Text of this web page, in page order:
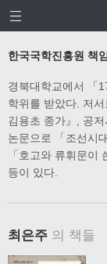
한국국학진흥원 책
경북대학교에서 「
학위를 받았다. 저
김용초 종가』, 공
논문으로 「조선시
「호고와 류휘문이
등이 있다.
최은주 의 책들